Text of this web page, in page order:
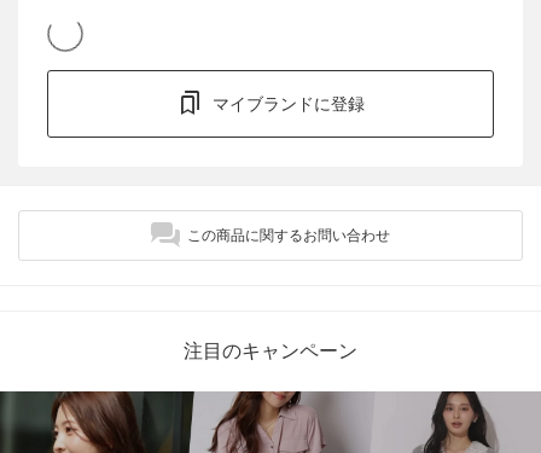
マイブランドに登録
この商品に関するお問い合わせ
注目のキャンペーン